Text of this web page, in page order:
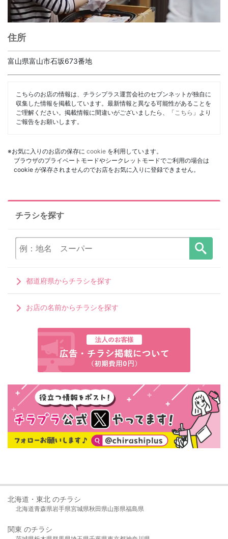
住所
富山県富山市石坂673番地
こちらのお店の情報は、チラシプラス運営会社のセブンネットが独自に
収集した情報を掲載しています。最新情報と異なる可能性があることを
ご理解ください。掲載情報に間違いがございましたら、「 こちら 」より
ご報告をお願いします。
※お気に入りのお店の保存に cookie を利用しています。
ブラウザのプライベートモードやシークレットモードでご利用の場合は
cookie が保存されませんのでお店をお気に入りに登録できません。
チラシを探す
都道府県からチラシを探す
お店の名前からチラシを探す
北海道・東北 のチラシ
北海道青森県岩手県宮城県秋田県山形県福島県
関東 のチラシ